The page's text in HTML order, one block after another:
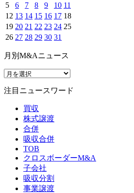
5
6 7 8 9 10 11
12 13 14 15 16 17 18
19 20 21 22 23 24 25
26 27 28 29 30 31
月別M&Aニュース
注目ニュースワード
買収
株式譲渡
合併
吸収合併
TOB
クロスボーダーM&A
子会社
吸収分割
事業譲渡